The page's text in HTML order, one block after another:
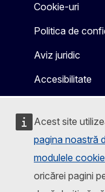
Acest site
pagina noastră
modulele cookie
oricărei pagini
Cookie-uri
Politica de
Aviz juridic
Accesibilitate